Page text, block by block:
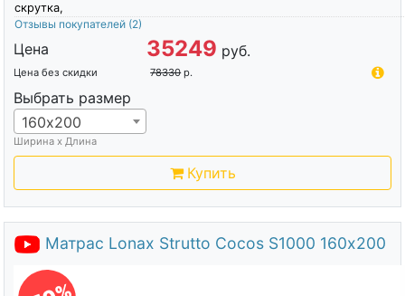
скрутка,
Отзывы покупателей (2)
Цена 35249 руб.
Цена без скидки 78330 р.
Выбрать размер
160х200
Ширина х Длина
Купить
Матрас Lonax Strutto Cocos S1000 160х200